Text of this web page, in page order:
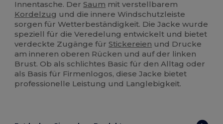
Innentasche. DerSaum mit verstellbarem
Kordelzug und die innere Windschutzleiste
sorgen für Wetterbeständigkeit. Die Jacke wurde
speziell für die Veredelung entwickelt und bietet
verdeckte Zugänge fürStickereien und Drucke
am inneren oberen Rücken und auf der linken
Brust. Ob als schlichtes Basic für den Alltag oder
als Basis für Firmenlogos, diese Jacke bietet
professionelle Leistung und Langlebigkeit.